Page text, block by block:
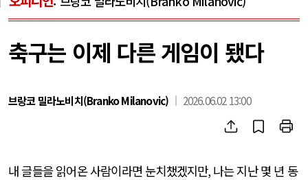
축구는 이제 다른 게임이 됐다
브랑코 밀라노비치(Branko Milanovic) 2026.06.02 13:00
내 글들을 읽어온 사람이라면 눈치챘겠지만, 나는 지난 몇 년 동